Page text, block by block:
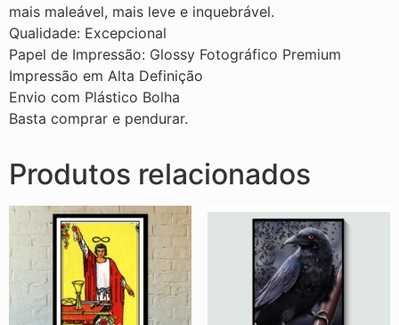
mais maleável, mais leve e inquebrável.
Qualidade: Excepcional
Papel de Impressão: Glossy Fotográfico Premium
Impressão em Alta Definição
Envio com Plástico Bolha
Basta comprar e pendurar.
Produtos relacionados